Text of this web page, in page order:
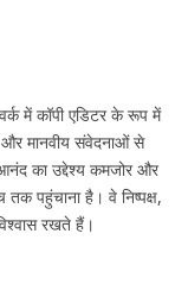
में कॉपी एडिटर के रूप में
और मानवीय संवेदनाओं से
का उद्देश्य कमजोर और
पहुंचाना है। वे निष्पक्ष,
रखते हैं।